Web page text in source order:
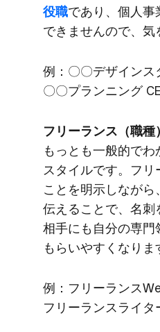
役職であり、​個人事
できませんので、​気
例：〇〇デザインス
〇〇プランニング
フリーランス​（職種）
もっとも​一般的で​わ
スタイルです。​フリ
ことを​明示しなが
伝える​ことで、​名刺
相手にも​自分の​専門
もらいやすくなりま
例：フリーランス
フリーランスライタ